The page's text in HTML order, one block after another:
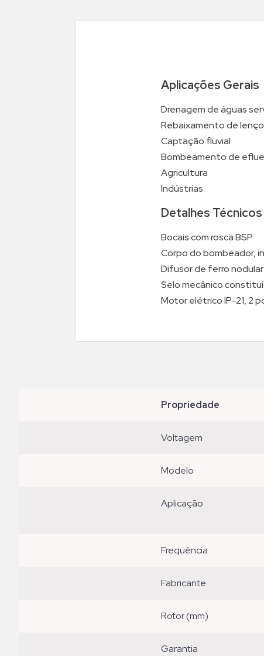
Aplicações Gerais
Drenagem de águas
Rebaixamento de
Captação fluvial
Bombeamento de
Agricultura
Indústrias
Detalhes Técnicos
Bocais com rosca BSP
Corpo do bombeador,
Difusor de ferro
Selo mecânico
Motor elétrico IP-21, 2
propriedade
voltagem
modelo
aplicação
frequência
fabricante
rotor (mm)
garantia